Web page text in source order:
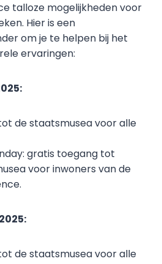
talloze mogelijkheden voor
Hier is een
om je te helpen bij het
ervaringen:
de staatsmusea voor alle
gratis toegang tot
voor inwoners van de
de staatsmusea voor alle